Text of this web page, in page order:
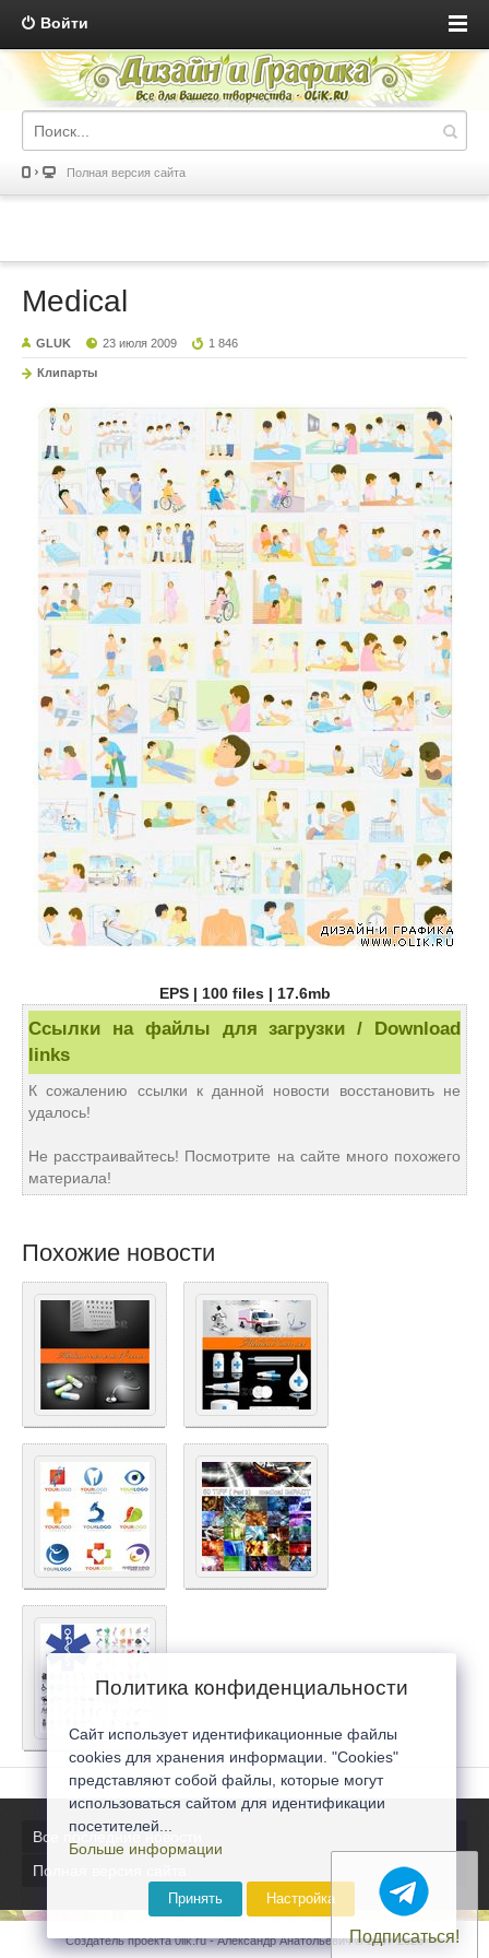
Войти
Полная версия сайта
Medical
GLUK 23 июля 2009 1 846
Клипарты
EPS | 100 files | 17.6mb
Ссылки на файлы для загрузки / Download
links
К сожалению ссылки к данной новости восстановить не
удалось!
Не расстраивайтесь! Посмотрите на сайте много похожего
материала!
Похожие новости
Все последние новости
Полная версия сайта
Создатель проекта 0lik.ru - Александр Анатольевич © 2007-2026
Подписаться!
Политика конфиденциальности
Сайт использует идентификационные файлы
cookies для хранения информации. "Cookies"
представляют собой файлы, которые могут
использоваться сайтом для идентификации
посетителей...
Больше информации
Принять Настройка